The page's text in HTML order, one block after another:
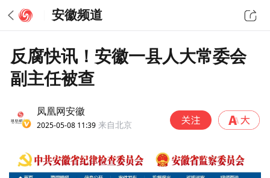
安徽频道
反腐快讯！安徽一县人大常委会
副主任被查
凤凰网安徽
2025-05-08 11:39 来自北京